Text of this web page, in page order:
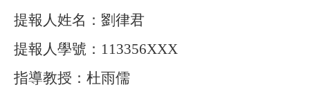
提報人姓名：劉律君
提報人學號： 113356XXX
指導教授：杜雨儒